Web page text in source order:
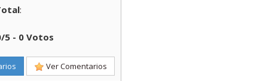
:
/5 - 0 Votos
Ver Comentarios